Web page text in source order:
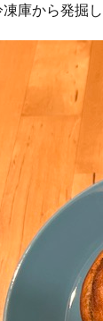
庫から発掘